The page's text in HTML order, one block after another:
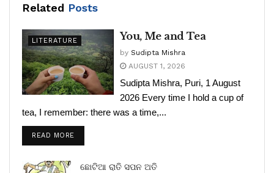
Related Posts
LITERATURE You, Me and Tea
by Sudipta Mishra
AUGUST 1, 2026
Sudipta Mishra, Puri, 1 August
2026 Every time I hold a cup of
tea, I remember: there was a time,...
READ MORE
ଛୋଟିଆ ରାତି ସପନ ଅତି